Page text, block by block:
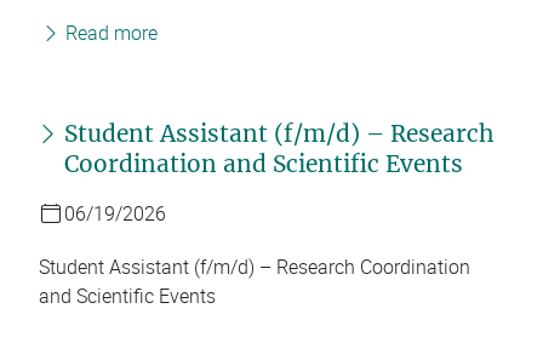
Read more
Student Assistant (f/m/d) – Research
Coordination and Scientific Events
06/19/2026
Student Assistant (f/m/d) – Research Coordination
and Scientific Events